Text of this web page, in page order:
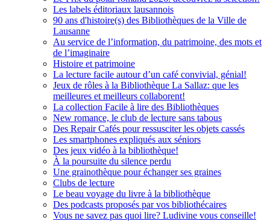
Les labels éditoriaux lausannois
90 ans d'histoire(s) des Bibliothèques de la Ville de
Lausanne
Au service de l’information, du patrimoine, des mots et
de l’imaginaire
Histoire et patrimoine
La lecture facile autour d’un café convivial, génial!
Jeux de rôles à la Bibliothèque La Sallaz: que les
meilleures et meilleurs collaborent!
La collection Facile à lire des Bibliothèques
New romance, le club de lecture sans tabous
Des Repair Cafés pour ressusciter les objets cassés
Les smartphones expliqués aux séniors
Des jeux vidéo à la bibliothèque!
À la poursuite du silence perdu
Une grainothèque pour échanger ses graines
Clubs de lecture
Le beau voyage du livre à la bibliothèque
Des podcasts proposés par vos bibliothécaires
Vous ne savez pas quoi lire? Ludivine vous conseille!